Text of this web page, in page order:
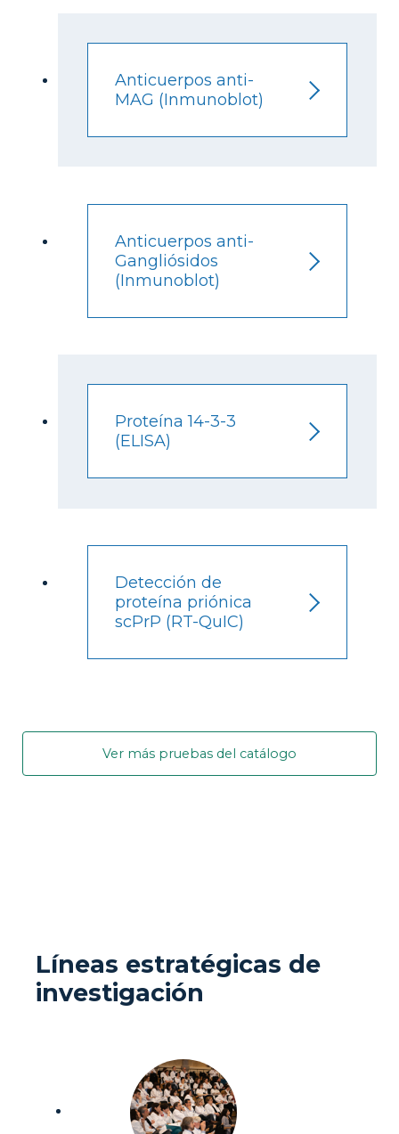
Anticuerpos anti-
MAG (Inmunoblot)
Anticuerpos anti-
Gangliósidos
(Inmunoblot)
Proteína 14-3-3
(ELISA)
Detección de
proteína priónica
scPrP (RT-QuIC)
Ver más pruebas del catálogo
Líneas estratégicas de
investigación